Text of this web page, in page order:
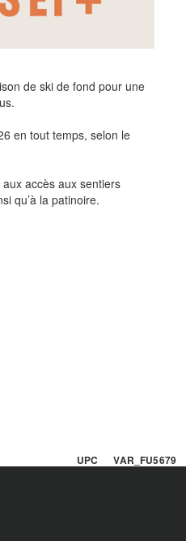
de ski de fond pour une
en tout temps, selon le
accès aux sentiers
qu’à la patinoire.
UPC VAR_FU5679